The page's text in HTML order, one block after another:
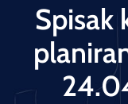
Spisak